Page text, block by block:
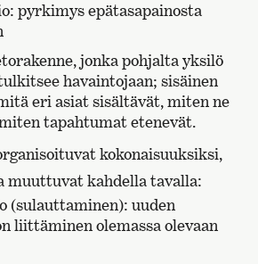
pyrkimys epätasapainosta
jonka pohjalta yksilö
havaintojaan; sisäinen
eri asiat sisältävät, miten ne
tapahtumat etenevät.
kokonaisuuksiksi,
muuttuvat kahdella tavalla:
(sulauttaminen): uuden
liittäminen olemassa olevaan